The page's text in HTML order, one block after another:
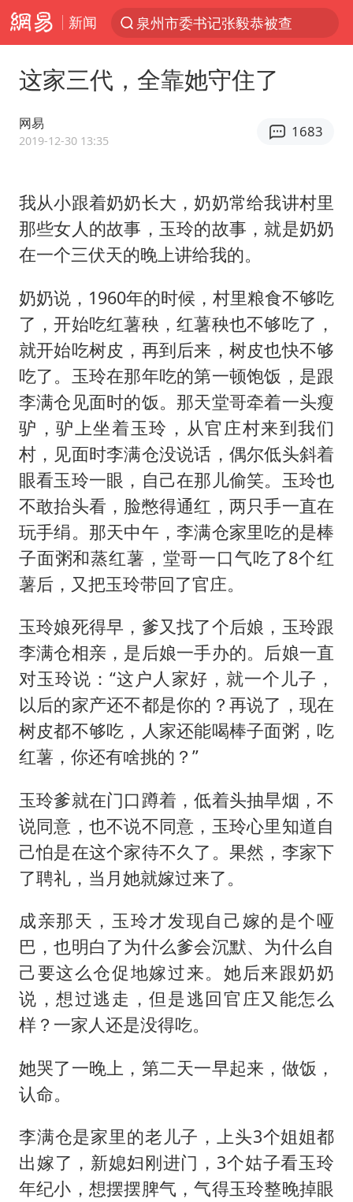
新闻
泉州市委书记张毅恭被查
秋天的第一杯奶茶到底有多火
四川宜宾高县4.9级地震致1死
东航：国内客票提前14天免费退改
美股存储板块集体大跌
日本试射“战斧”导弹，国防部回应
广东雷州通报特教老师招聘违规事件
百花奖开幕式
胡彦斌韩磊 谁帮谁
我国外贸延续良好增长态势
国防部：中国军队坚决反制任何闹海挑衅图谋
“新疆阿勒泰八月能滑雪”不实
女儿为争财产堵门阻挠父亲出殡
U17国足点球大战淘汰河床晋级决赛
夯实基础开新局
这家三代，全靠她守住了
网易
2019-12-30 13:35
1683
我从小跟着奶奶长大，奶奶常给我讲村里
那些女人的故事，玉玲的故事，就是奶奶
在一个三伏天的晚上讲给我的。
奶奶说，1960年的时候，村里粮食不够吃
了，开始吃红薯秧，红薯秧也不够吃了，
就开始吃树皮，再到后来，树皮也快不够
吃了。玉玲在那年吃的第一顿饱饭，是跟
李满仓见面时的饭。那天堂哥牵着一头瘦
驴，驴上坐着玉玲，从官庄村来到我们
村，见面时李满仓没说话，偶尔低头斜着
眼看玉玲一眼，自己在那儿偷笑。玉玲也
不敢抬头看，脸憋得通红，两只手一直在
玩手绢。那天中午，李满仓家里吃的是棒
子面粥和蒸红薯，堂哥一口气吃了8个红
薯后，又把玉玲带回了官庄。
玉玲娘死得早，爹又找了个后娘，玉玲跟
李满仓相亲，是后娘一手办的。后娘一直
对玉玲说：“这户人家好，就一个儿子，
以后的家产还不都是你的？再说了，现在
树皮都不够吃，人家还能喝棒子面粥，吃
红薯，你还有啥挑的？”
玉玲爹就在门口蹲着，低着头抽旱烟，不
说同意，也不说不同意，玉玲心里知道自
己怕是在这个家待不久了。果然，李家下
了聘礼，当月她就嫁过来了。
成亲那天，玉玲才发现自己嫁的是个哑
巴，也明白了为什么爹会沉默、为什么自
己要这么仓促地嫁过来。她后来跟奶奶
说，想过逃走，但是逃回官庄又能怎么
样？一家人还是没得吃。
她哭了一晚上，第二天一早起来，做饭，
认命。
李满仓是家里的老儿子，上头3个姐姐都
出嫁了，新媳妇刚进门，3个姑子看玉玲
年纪小，想摆摆脾气，气得玉玲整晚掉眼